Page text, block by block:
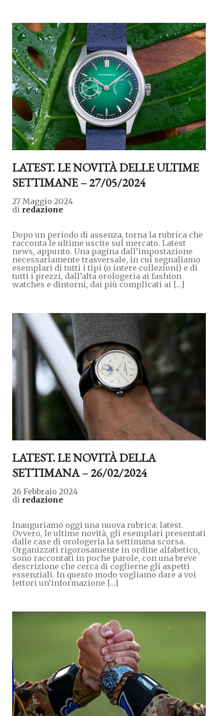
LATEST. LE NOVITÀ DELLE ULTIME
SETTIMANE – 27/05/2024
27 Maggio 2024
di redazione
Dopo un periodo di assenza, torna la rubrica che
racconta le ultime uscite sul mercato. Latest
news, appunto. Una pagina dall’impostazione
necessariamente trasversale, in cui segnaliamo
esemplari di tutti i tipi (o intere collezioni) e di
tutti i prezzi, dall’alta orologeria ai fashion
watches e dintorni, dai più complicati ai […]
LATEST. LE NOVITÀ DELLA
SETTIMANA – 26/02/2024
26 Febbraio 2024
di redazione
Inauguriamo oggi una nuova rubrica: latest.
Ovvero, le ultime novità, gli esemplari presentati
dalle case di orologeria la settimana scorsa.
Organizzati rigorosamente in ordine alfabetico,
sono raccontati in poche parole, con una breve
descrizione che cerca di coglierne gli aspetti
essenziali. In questo modo vogliamo dare a voi
lettori un’informazione […]